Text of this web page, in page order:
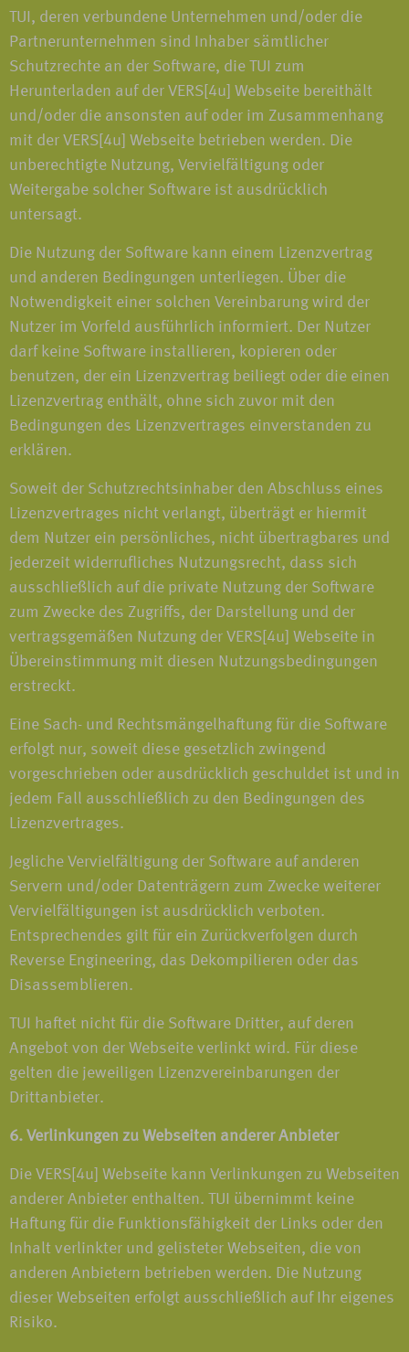
TUI, deren verbundene Unternehmen und/oder die
Partnerunternehmen sind Inhaber sämtlicher
Schutzrechte an der Software, die TUI zum
Herunterladen auf der VERS[4u] Webseite bereithält
und/oder die ansonsten auf oder im Zusammenhang
mit der VERS[4u] Webseite betrieben werden. Die
unberechtigte Nutzung, Vervielfältigung oder
Weitergabe solcher Software ist ausdrücklich
untersagt.
Die Nutzung der Software kann einem Lizenzvertrag
und anderen Bedingungen unterliegen. Über die
Notwendigkeit einer solchen Vereinbarung wird der
Nutzer im Vorfeld ausführlich informiert. Der Nutzer
darf keine Software installieren, kopieren oder
benutzen, der ein Lizenzvertrag beiliegt oder die einen
Lizenzvertrag enthält, ohne sich zuvor mit den
Bedingungen des Lizenzvertrages einverstanden zu
erklären.
Soweit der Schutzrechtsinhaber den Abschluss eines
Lizenzvertrages nicht verlangt, überträgt er hiermit
dem Nutzer ein persönliches, nicht übertragbares und
jederzeit widerrufliches Nutzungsrecht, dass sich
ausschließlich auf die private Nutzung der Software
zum Zwecke des Zugriffs, der Darstellung und der
vertragsgemäßen Nutzung der VERS[4u] Webseite in
Übereinstimmung mit diesen Nutzungsbedingungen
erstreckt.
Eine Sach- und Rechtsmängelhaftung für die Software
erfolgt nur, soweit diese gesetzlich zwingend
vorgeschrieben oder ausdrücklich geschuldet ist und in
jedem Fall ausschließlich zu den Bedingungen des
Lizenzvertrages.
Jegliche Vervielfältigung der Software auf anderen
Servern und/oder Datenträgern zum Zwecke weiterer
Vervielfältigungen ist ausdrücklich verboten.
Entsprechendes gilt für ein Zurückverfolgen durch
Reverse Engineering, das Dekompilieren oder das
Disassemblieren.
TUI haftet nicht für die Software Dritter, auf deren
Angebot von der Webseite verlinkt wird. Für diese
gelten die jeweiligen Lizenzvereinbarungen der
Drittanbieter.
6. Verlinkungen zu Webseiten anderer Anbieter
Die VERS[4u] Webseite kann Verlinkungen zu Webseiten
anderer Anbieter enthalten. TUI übernimmt keine
Haftung für die Funktionsfähigkeit der Links oder den
Inhalt verlinkter und gelisteter Webseiten, die von
anderen Anbietern betrieben werden. Die Nutzung
dieser Webseiten erfolgt ausschließlich auf Ihr eigenes
Risiko.